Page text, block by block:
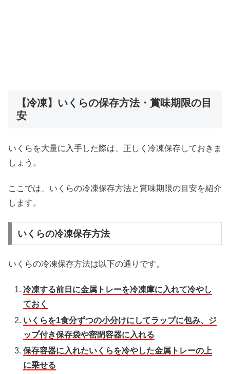
【冷凍】いくらの保存方法・賞味期限の目
安
いくらを大量に入手した際は、正しく冷凍保存しておきま
しょう。
ここでは、いくらの冷凍保存方法と賞味期限の目安を紹介
します。
いくらの冷凍保存方法
いくらの冷凍保存方法は以下の通りです。
冷凍する前日に金属トレーを冷凍庫に入れて冷やし
ておく
いくらを1食分ずつの小分けにしてラップに包み、ジ
ップ付き保存袋や密閉容器に入れる
保存容器に入れたいくらを冷やした金属トレーの上
に乗せる